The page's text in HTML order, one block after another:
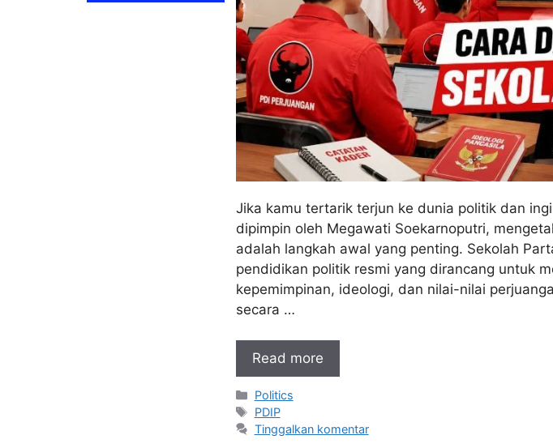
Jika kamu tertarik terjun ke dunia politik dan
dipimpin oleh Megawati Soekarnoputri,
adalah langkah awal yang penting. Sekolah
pendidikan politik resmi yang dirancang untuk
kepemimpinan, ideologi, dan nilai-nilai
secara …
Read more
Kategori
Politics
Tag
PDIP
Tinggalkan komentar